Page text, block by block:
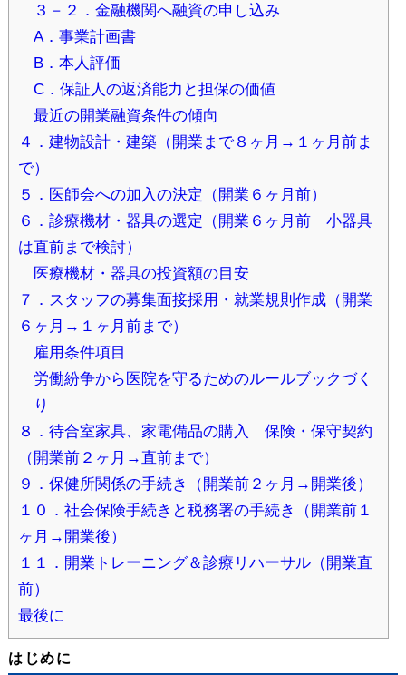
３－２．金融機関へ融資の申し込み
A．事業計画書
B．本人評価
C．保証人の返済能力と担保の価値
最近の開業融資条件の傾向
４．建物設計・建築（開業まで８ヶ月→１ヶ月前ま
で）
５．医師会への加入の決定（開業６ヶ月前）
６．診療機材・器具の選定（開業６ヶ月前 小器具
は直前まで検討）
医療機材・器具の投資額の目安
７．スタッフの募集面接採用・就業規則作成（開業
６ヶ月→１ヶ月前まで）
雇用条件項目
労働紛争から医院を守るためのルールブックづく
り
８．待合室家具、家電備品の購入 保険・保守契約
（開業前２ヶ月→直前まで）
９．保健所関係の手続き（開業前２ヶ月→開業後）
１０．社会保険手続きと税務署の手続き（開業前１
ヶ月→開業後）
１１．開業トレーニング＆診療リハーサル（開業直
前）
最後に
はじめに